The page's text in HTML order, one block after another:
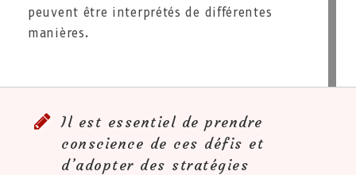
peuvent être interprétés de différentes
manières.
Il est essentiel de prendre
conscience de ces défis et
d’adopter des stratégies